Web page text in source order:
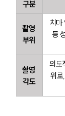
구분
촬영
부위
치마
등
촬영
각도
의도
위로